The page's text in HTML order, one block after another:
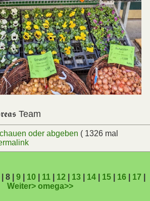
Team
oder abgeben ( 1326 mal
| 8 | 9| 10| 11| 12| 13| 14| 15| 16| 17
Weiter>omega>>